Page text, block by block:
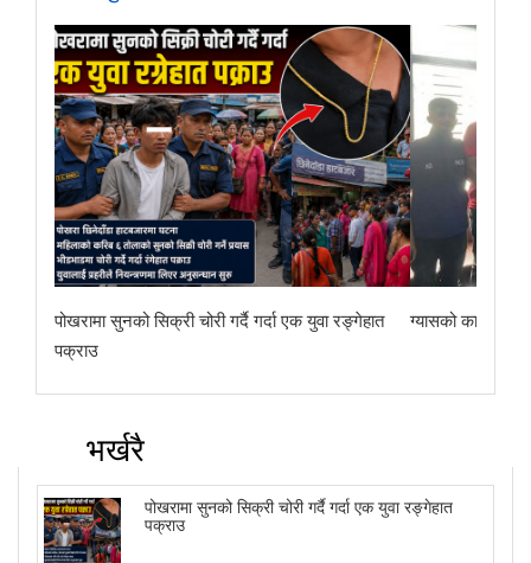
पोखरामा सुनको सिक्री चोरी गर्दै गर्दा एक युवा रङ्गेहात
पक्राउ
ग्यासको
भर्खरै
पोखरामा सुनको सिक्री चोरी गर्दै गर्दा एक युवा रङ्गेहात
पक्राउ